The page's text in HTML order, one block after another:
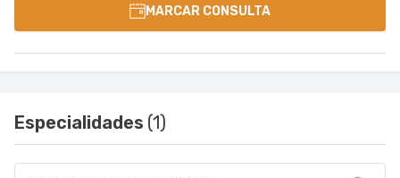
MARCAR CONSULTA
Especialidades (1)